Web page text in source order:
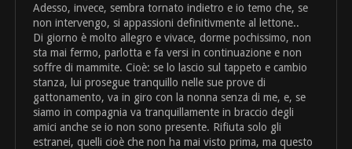
Adesso, invece, sembra tornato indietro e io temo che, se
non intervengo, si appassioni definitivmente al lettone..
Di giorno è molto allegro e vivace, dorme pochissimo, non
sta mai fermo, parlotta e fa versi in continuazione e non
soffre di mammite. Cioè: se lo lascio sul tappeto e cambio
stanza, lui prosegue tranquillo nelle sue prove di
gattonamento, va in giro con la nonna senza di me, e, se
siamo in compagnia va tranquillamente in braccio degli
amici anche se io non sono presente. Rifiuta solo gli
estranei, quelli cioè che non ha mai visto prima, ma questo